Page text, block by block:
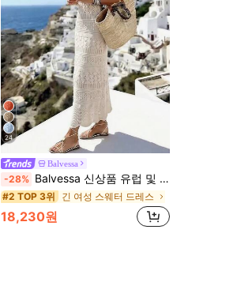
24
Balvessa
-28% Balvessa 신상품 유럽 및 미국 패션 휴가 캐주얼 혼합 색상 니트 스웨터 드레스
#2 TOP 3위 긴 여성 스웨터 드레스
18,230원